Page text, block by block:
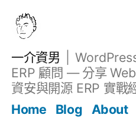
一介資男
ERP 顧問 — 分享
資安與開源 ERP 實戰
Home
Blog About
文章